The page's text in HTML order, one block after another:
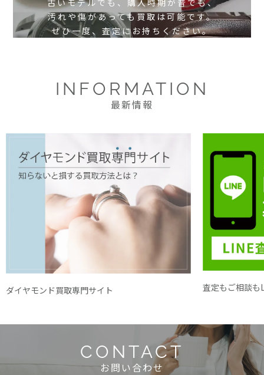
古いモデルでも、購入時期が昔でも、
汚れや傷があっても買取は可能です。
ぜひ一度、査定にお持ちください。
INFORMATION
最新情報
ダイヤモンド買取専門サイト 査定もご相談も
CONTACT
お問い合わせ